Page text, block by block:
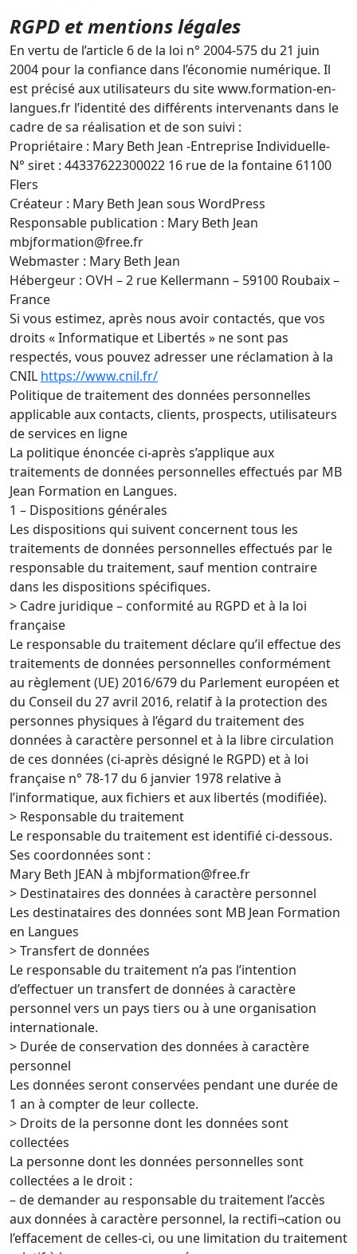
RGPD et mentions légales
En vertu de l’article 6 de la loi n° 2004-575 du 21 juin
2004 pour la confiance dans l’économie numérique. Il
est précisé aux utilisateurs du site www.formation-en-
langues.fr l’identité des différents intervenants dans le
cadre de sa réalisation et de son suivi :
Propriétaire : Mary Beth Jean -Entreprise Individuelle-
N° siret : 44337622300022 16 rue de la fontaine 61100
Flers
Créateur : Mary Beth Jean sous WordPress
Responsable publication : Mary Beth Jean
mbjformation@free.fr
Webmaster : Mary Beth Jean
Hébergeur : OVH – 2 rue Kellermann – 59100 Roubaix –
France
Si vous estimez, après nous avoir contactés, que vos
droits « Informatique et Libertés » ne sont pas
respectés, vous pouvez adresser une réclamation à la
CNIL https://www.cnil.fr/
Politique de traitement des données personnelles
applicable aux contacts, clients, prospects, utilisateurs
de services en ligne
La politique énoncée ci-après s’applique aux
traitements de données personnelles effectués par MB
Jean Formation en Langues.
1 – Dispositions générales
Les dispositions qui suivent concernent tous les
traitements de données personnelles effectués par le
responsable du traitement, sauf mention contraire
dans les dispositions spécifiques.
> Cadre juridique – conformité au RGPD et à la loi
française
Le responsable du traitement déclare qu’il effectue des
traitements de données personnelles conformément
au règlement (UE) 2016/679 du Parlement européen et
du Conseil du 27 avril 2016, relatif à la protection des
personnes physiques à l’égard du traitement des
données à caractère personnel et à la libre circulation
de ces données (ci-après désigné le RGPD) et à loi
française n° 78-17 du 6 janvier 1978 relative à
l’informatique, aux fichiers et aux libertés (modifiée).
> Responsable du traitement
Le responsable du traitement est identifié ci-dessous.
Ses coordonnées sont :
Mary Beth JEAN à mbjformation@free.fr
> Destinataires des données à caractère personnel
Les destinataires des données sont MB Jean Formation
en Langues
> Transfert de données
Le responsable du traitement n’a pas l’intention
d’effectuer un transfert de données à caractère
personnel vers un pays tiers ou à une organisation
internationale.
> Durée de conservation des données à caractère
personnel
Les données seront conservées pendant une durée de
1 an à compter de leur collecte.
> Droits de la personne dont les données sont
collectées
La personne dont les données personnelles sont
collectées a le droit :
– de demander au responsable du traitement l’accès
aux données à caractère personnel, la rectifi¬cation ou
l’effacement de celles-ci, ou une limitation du traitement